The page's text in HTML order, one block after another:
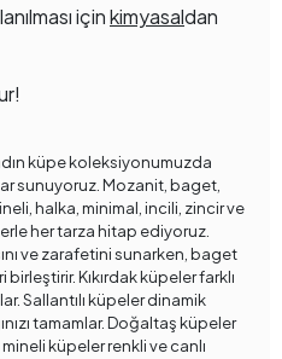
içinkimyasaldan
küpe koleksiyonumuzda
sunuyoruz. Mozanit, baget,
halka, minimal, incili, zincir ve
her tarza hitap ediyoruz.
ve zarafetini sunarken, baget
Kıkırdak küpeler farklı
Sallantılı küpeler dinamik
tamamlar. Doğaltaş küpeler
küpeler renkli ve canlı